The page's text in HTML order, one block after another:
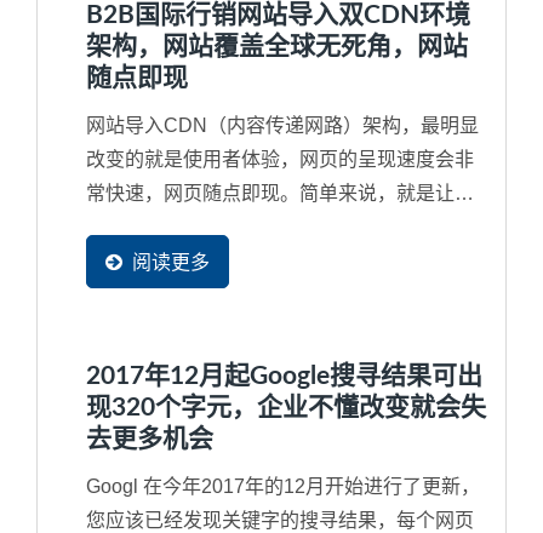
B2B国际行销网站导入双CDN环境
架构，网站覆盖全球无死角，网站
随点即现
网站导入CDN（内容传递网路）架构，最明显
改变的就是使用者体验，网页的呈现速度会非
常快速，网页随点即现。简单来说，就是让您
服务每一位潜在买主可以就近取材，立即看到
完整网页内容，加速商机的传递速度。网站导
阅读更多
2017年12月起Google搜寻结果可出
现320个字元，企业不懂改变就会失
去更多机会
Googl 在今年2017年的12月开始进行了更新，
您应该已经发现关键字的搜寻结果，每个网页